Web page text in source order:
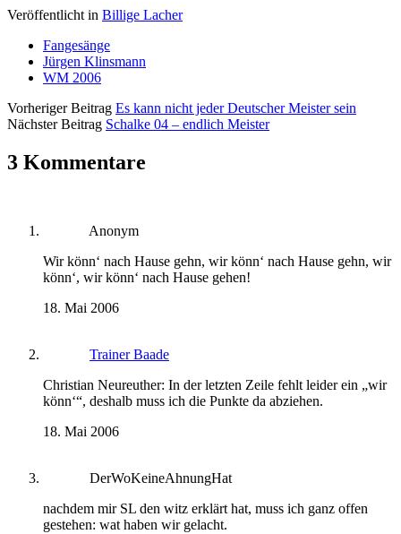
Veröffentlicht in Billige Lacher
Fangesänge
Jürgen Klinsmann
WM 2006
Vorheriger Beitrag Es kann nicht jeder Deutscher Meister sein
Nächster Beitrag Schalke 04 – endlich Meister
3 Kommentare
Anonym
Wir könn‘ nach Hause gehn, wir könn‘ nach Hause gehn, wir
könn‘, wir könn‘ nach Hause gehen!
18. Mai 2006
Trainer Baade
Christian Neureuther: In der letzten Zeile fehlt leider ein „wir
könn‘“, deshalb muss ich die Punkte da abziehen.
18. Mai 2006
DerWoKeineAhnungHat
nachdem mir SL den witz erklärt hat, muss ich ganz offen
gestehen: wat haben wir gelacht.